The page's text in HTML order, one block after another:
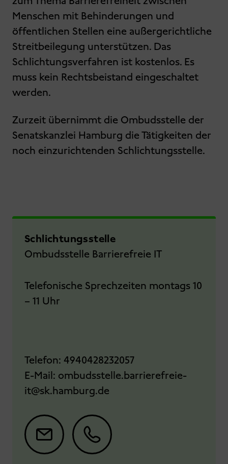
Menschen mit Behinderungen und
öffentlichen Stellen eine außergerichtliche
Streitbeilegung unterstützen. Das
Schlichtungsverfahren ist kostenlos. Es
muss kein Rechtsbeistand eingeschaltet
werden.
Zurzeit übernimmt die Ombudsstelle der
Senatskanzlei Hamburg die Tätigkeiten der
noch einzurichtenden Schlichtungsstelle.
Schlichtungsstelle
Ombudsstelle Barrierefreie IT
Telefonische Sprechzeiten montags 10
– 11 Uhr
Telefon: 4940428232057
E-Mail: ombudsstelle.barrierefreie-
it@sk.hamburg.de